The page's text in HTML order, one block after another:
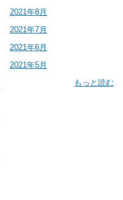
2021年8月
2021年7月
2021年6月
2021年5月
もっと読む